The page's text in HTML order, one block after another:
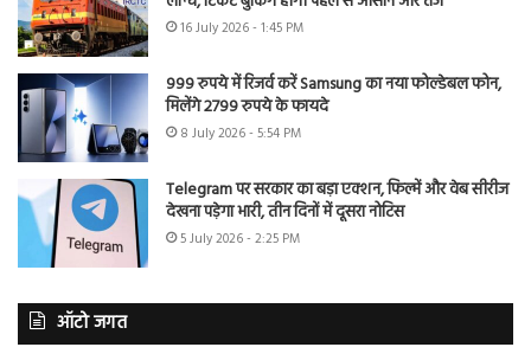
16 July 2026 - 1:45 PM
999 रुपये में रिजर्व करें Samsung का नया फोल्डेबल फोन,
मिलेंगे 2799 रुपये के फायदे
8 July 2026 - 5:54 PM
Telegram पर सरकार का बड़ा एक्शन, फिल्में और वेब सीरीज
देखना पड़ेगा भारी, तीन दिनों में दूसरा नोटिस
5 July 2026 - 2:25 PM
ऑटो जगत